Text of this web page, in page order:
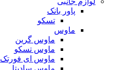
پاور بانک
تسکو
ماوس
ماوس گرین
ماوس تسکو
ماوس ای فورتک
ماوس سادیتا